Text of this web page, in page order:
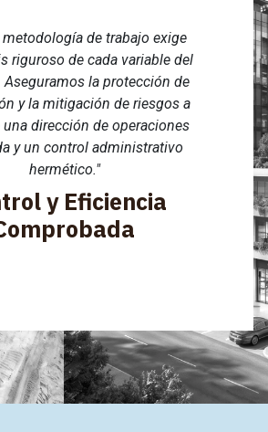
metodología de trabajo exige
riguroso de cada variable del
Aseguramos la protección de
y la mitigación de riesgos a
una dirección de operaciones
y un control administrativo
hermético."
y Eficiencia